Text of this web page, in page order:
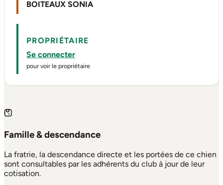
BOITEAUX SONIA
PROPRIÉTAIRE
Se connecter
pour voir le propriétaire
Famille & descendance
La fratrie, la descendance directe et les portées de ce chien
sont consultables par les adhérents du club à jour de leur
cotisation.